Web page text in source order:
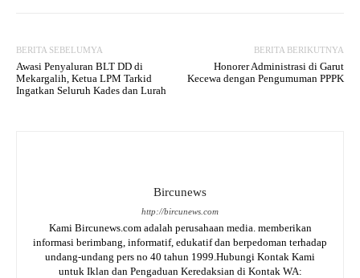
BERITA SEBELUMYA
Awasi Penyaluran BLT DD di
Mekargalih, Ketua LPM Tarkid
Ingatkan Seluruh Kades dan Lurah
BERITA BERIKUTNYA
Honorer Administrasi di Garut
Kecewa dengan Pengumuman PPPK
Bircunews
http://bircunews.com
Kami Bircunews.com adalah perusahaan media. memberikan
informasi berimbang, informatif, edukatif dan berpedoman terhadap
undang-undang pers no 40 tahun 1999.Hubungi Kontak Kami
untuk Iklan dan Pengaduan Keredaksian di Kontak WA: